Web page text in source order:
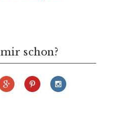
schon?